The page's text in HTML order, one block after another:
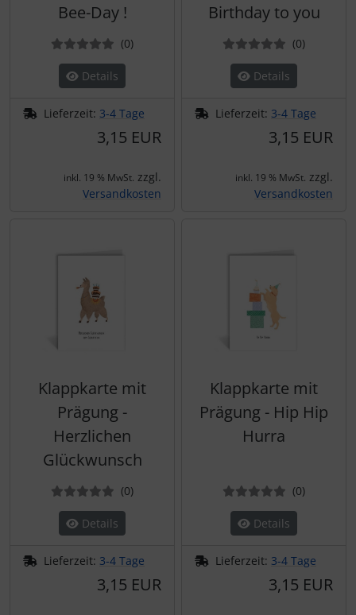
Bee-Day !
(0Bewertungen
)
Details
Lieferzeit: 3-4 Tage
3,15 EUR
inkl. 19 % MwSt. zzgl.
Versandkosten
Birthday to you
(0)
Details
Lieferzeit: 3-4 Tage
3,15 EUR
inkl. 19 % MwSt. zzgl.
Versandkosten
Klappkarte mit
Prägung -
Herzlichen
Glückwunsch
(0Bewertungen
)
Details
Lieferzeit: 3-4 Tage
3,15 EUR
Klappkarte mit
Prägung - Hip Hip
Hurra
(0)
Details
Lieferzeit: 3-4 Tage
3,15 EUR